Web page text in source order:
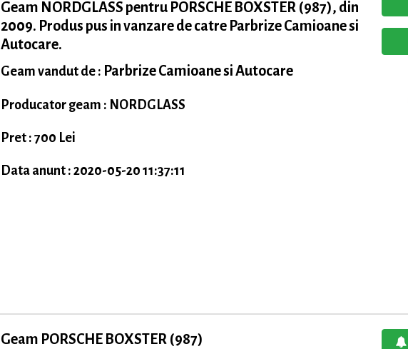
Geam NORDGLASS pentru PORSCHE BOXSTER (987), din
2009. Produs pus in vanzare de catre Parbrize Camioane si
Autocare.
Geam vandut de : Parbrize Camioane si Autocare
Producator geam : NORDGLASS
Pret : 700 Lei
Data anunt : 2020-05-20 11:37:11
Geam PORSCHE BOXSTER (987)